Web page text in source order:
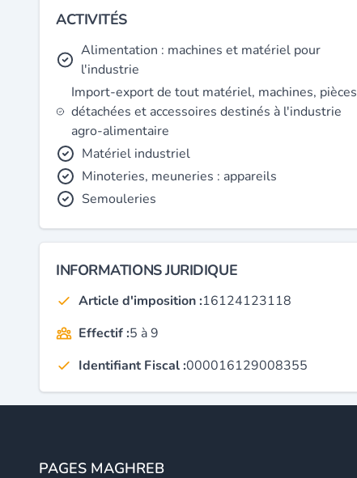
ACTIVITÉS
Alimentation : machines et matériel pour
l'industrie
Import-export de tout matériel, machines, pièces
détachées et accessoires destinés à l'industrie
agro-alimentaire
Matériel industriel
Minoteries, meuneries : appareils
Semouleries
INFORMATIONS JURIDIQUE
Article d'imposition :16124123118
Effectif :5 à 9
Identifiant Fiscal :000016129008355
PAGES MAGHREB